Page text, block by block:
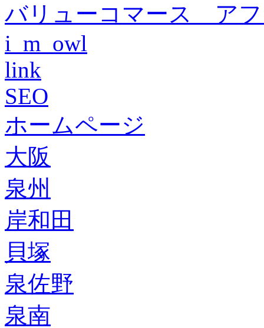
バリューコマース ア
i_m_owl
link
SEO
ホームページ
大阪
泉州
岸和田
貝塚
泉佐野
泉南